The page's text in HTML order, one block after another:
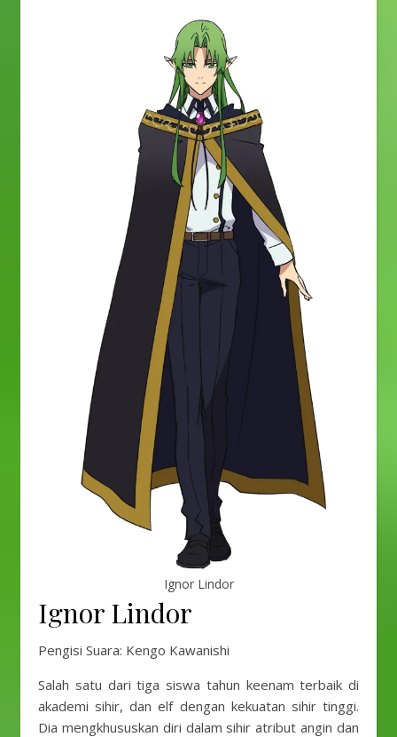
Ignor Lindor
Ignor Lindor
Pengisi Suara: Kengo Kawanishi
Salah satu dari tiga siswa tahun keenam terbaik di
akademi sihir, dan elf dengan kekuatan sihir tinggi.
Dia mengkhususkan diri dalam sihir atribut angin dan